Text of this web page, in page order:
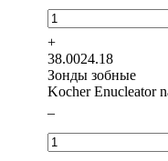
+
38.0024.18
Зонды зобные
Kocher Enucleator
–